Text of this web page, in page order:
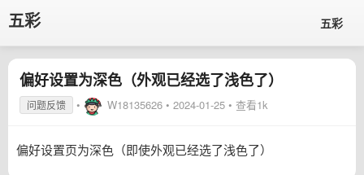
五彩 五彩
偏好设置为深色（外观已经选了浅色了）
问题反馈 • W18135626 • 2024-01-25 • 查看1k
偏好设置页为深色（即使外观已经选了浅色了）